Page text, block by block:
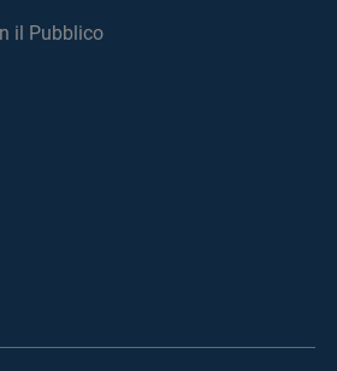
il Pubblico